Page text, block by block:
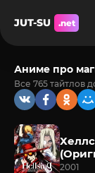
JUT-SU .net
Аниме про
Все 765 тайтлов
2001